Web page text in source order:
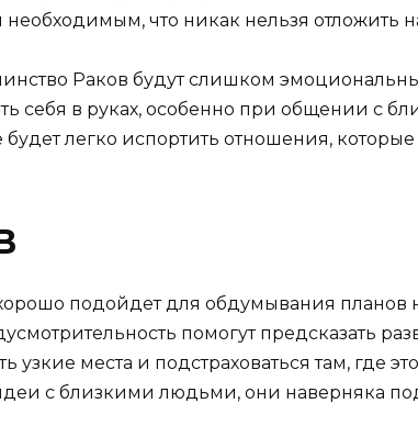
что никак нельзя отложить
Раков будут слишком
себя в руках, особенно при общении с
будет легко испортить отношения,
подойдет для обдумывания планов
помогут предсказать
узкие места и подстраховаться там, где
с близкими людьми, они наверняка